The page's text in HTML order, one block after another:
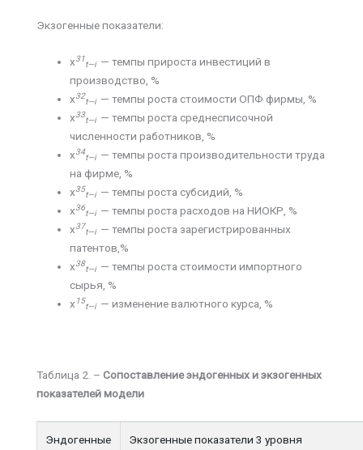
Экзогенные показатели:
х31
t—i — темпы прироста инвестиций в
производство, %
х32
t—i — темпы роста стоимости ОПФ фирмы, %
х33
t—i — темпы роста среднесписочной
численности работников, %
х34
t—i — темпы роста производительности труда
на фирме, %
х35
t—i — темпы роста субсидий, %
х36
t—i — темпы роста расходов на НИОКР, %
х37
t—i — темпы роста зарегистрированных
патентов,%
х38
t—i — темпы роста стоимости импортного
сырья, %
х 15
t—i — изменение валютного курса, %
Таблица 2. – Сопоставление эндогенных и экзогенных
показателей модели
Эндогенные
Экзогенные показатели 3 уровня